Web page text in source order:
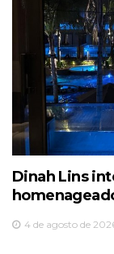
Dinah Lins
4 de agosto de